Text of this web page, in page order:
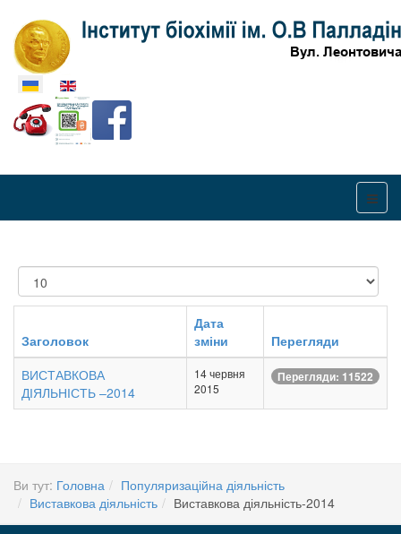
Оберіть свою мову
Показувати
Заголовок
Дата
зміни
Перегляди
ВИСТАВКОВА
ДІЯЛЬНІСТЬ –2014
14 червня
2015
Перегляди: 11522
Ви тут: Головна
Популяризаційна діяльність
Виставкова діяльність
Виставкова діяльність-2014